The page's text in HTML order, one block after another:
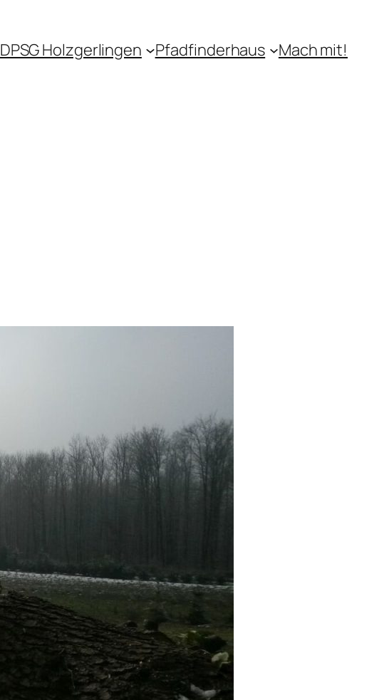
DPSG Holzgerlingen Pfadfinderhaus Mach mit!